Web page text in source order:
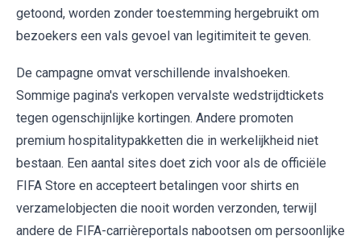
getoond, worden zonder toestemming hergebruikt om
bezoekers een vals gevoel van legitimiteit te geven.
De campagne omvat verschillende invalshoeken.
Sommige pagina's verkopen vervalste wedstrijdtickets
tegen ogenschijnlijke kortingen. Andere promoten
premium hospitalitypakketten die in werkelijkheid niet
bestaan. Een aantal sites doet zich voor als de officiële
FIFA Store en accepteert betalingen voor shirts en
verzamelobjecten die nooit worden verzonden, terwijl
andere de FIFA-carrièreportals nabootsen om persoonlijke